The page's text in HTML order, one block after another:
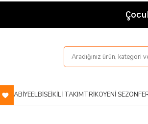
ABIYEELBISEİKILI TAKIMTRIKOYENI SEZON